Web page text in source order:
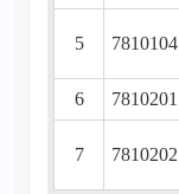
5 7810104
6 7810201
7 7810202